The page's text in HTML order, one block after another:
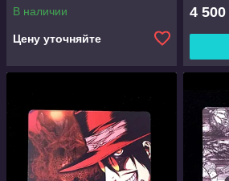
В наличии
Цену уточняйте
4 500